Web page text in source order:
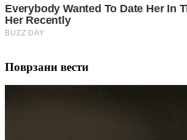
Поврзани вести